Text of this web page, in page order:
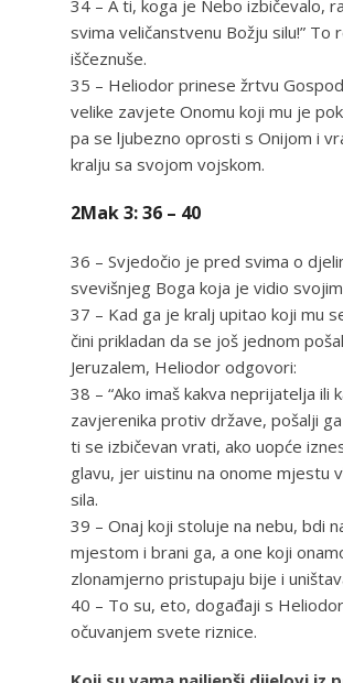
34 – A ti, koga je Nebo izbičevalo,
svima veličanstvenu Božju silu!” To
iščeznuše.
35 – Heliodor prinese žrtvu
velike zavjete Onomu koji mu je
pa se ljubezno oprosti s Onijom i
kralju sa svojom vojskom.
2Mak 3: 36 – 40
36 – Svjedočio je pred svima o
svevišnjeg Boga koja je vidio
37 – Kad ga je kralj upitao koji mu
čini prikladan da se još jednom
Jeruzalem, Heliodor odgovori:
38 – “Ako imaš kakva neprijatelja ili
zavjerenika protiv države, pošalji
ti se izbičevan vrati, ako uopće
glavu, jer uistinu na onome mjestu
sila.
39 – Onaj koji stoluje na nebu, bdi
mjestom i brani ga, a one koji
zlonamjerno pristupaju bije i
40 – To su, eto, događaji s
očuvanjem svete riznice.